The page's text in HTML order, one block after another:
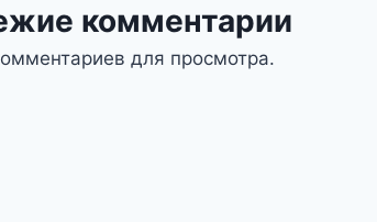
комментарии
для просмотра.